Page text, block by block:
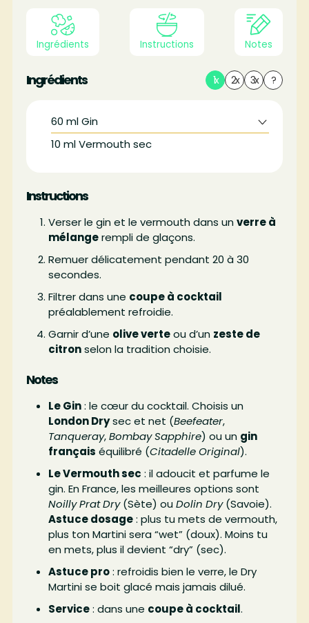
Ingrédients Instructions Notes
Ingrédients 1x 2x 3x ?
60 mlGin
10 mlVermouth sec
Instructions
Verser le gin et le vermouth dans un verre à
mélangerempli de glaçons.
Remuer délicatement pendant 20 à 30
secondes.
Filtrer dans une coupe à cocktail
préalablement refroidie.
Garnir d’une olive verteou d’un zeste de
citronselon la tradition choisie.
Notes
Le Gin: le cœur du cocktail. Choisis un
London Drysec et net (Beefeater,
Tanqueray,Bombay Sapphire) ou un gin
français équilibré (Citadelle Original).
Le Vermouth sec : il adoucit et parfume le
gin. En France, les meilleures options sont
Noilly Prat Dry(Sète) ou Dolin Dry(Savoie).
Astuce dosage: plus tu mets de vermouth,
plus ton Martini sera “wet” (doux). Moins tu
en mets, plus il devient “dry” (sec).
Astuce pro: refroidis bien le verre, le Dry
Martini se boit glacé mais jamais dilué.
Service: dans une coupe à cocktail.